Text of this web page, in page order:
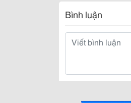
Bình luận